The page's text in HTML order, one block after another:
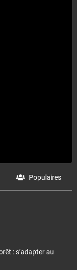
Populaires
: s’adapter au